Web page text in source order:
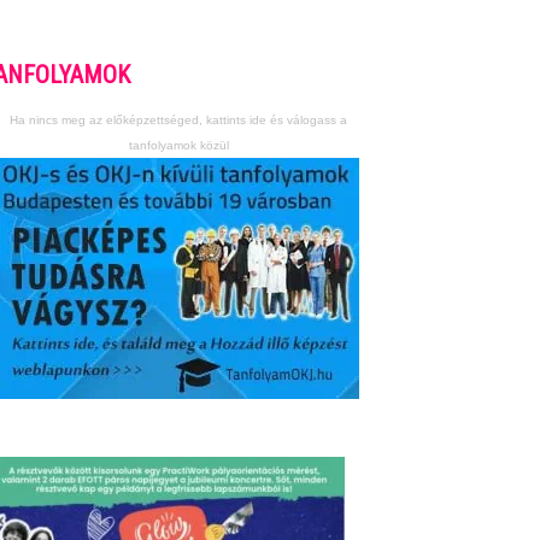
Ha nincs meg az előképzettséged, kattints ide és válogass a
tanfolyamok közül